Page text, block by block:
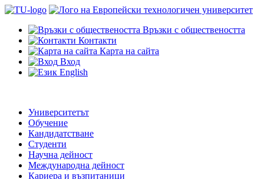
Връзки с обществеността
Контакти
Карта на сайта
Вход
English
Университетът
Обучение
Кандидатстване
Студенти
Научна дейност
Международна дейност
Кариера и възпитаници